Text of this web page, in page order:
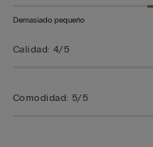
Demasiado pequeño
Calidad: 4/5
Comodidad: 5/5